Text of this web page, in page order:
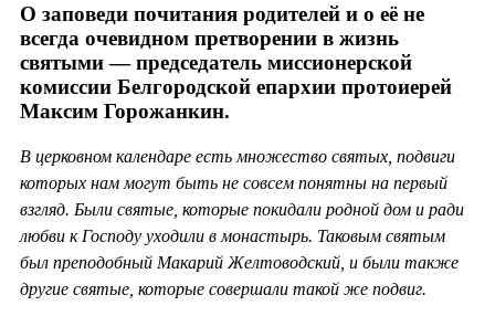
О заповеди почитания родителей и о её не
всегда очевидном претворении в жизнь
святыми — председатель миссионерской
комиссии Белгородской епархии протоиерей
Максим Горожанкин.
В церковном календаре есть множество святых, подвиги
которых нам могут быть не совсем понятны на первый
взгляд. Были святые, которые покидали родной дом и ради
любви к Господу уходили в монастырь. Таковым святым
был преподобный Макарий Желтоводский, и были также
другие святые, которые совершали такой же подвиг.